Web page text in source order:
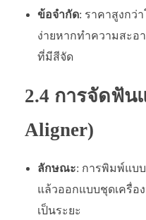
ข้อจำกัด: ราคาสูงกว่
ง่ายหากทำความสะอ
ที่มีสีจัด
2.4 การจัดฟัน
Aligner)
ลักษณะ: การพิมพ์แบบ
แล้วออกแบบชุดเครื่อ
เป็นระยะ